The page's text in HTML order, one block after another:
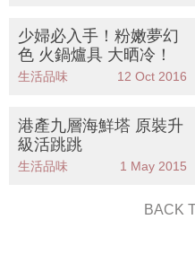
少婦必入手！粉嫩夢幻
色 火鍋爐具 大晒冷！
生活品味 12 Oct 2016
港產九層海鮮塔 原裝升
級活跳跳
生活品味 1 May 2015
BACK